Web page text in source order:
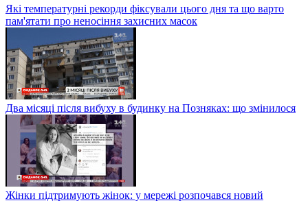
Які температурні рекорди фіксували цього дня та що варто
пам'ятати про неносіння захисних масок
Два місяці після вибуху в будинку на Позняках: що змінилося
Жінки підтримують жінок: у мережі розпочався новий